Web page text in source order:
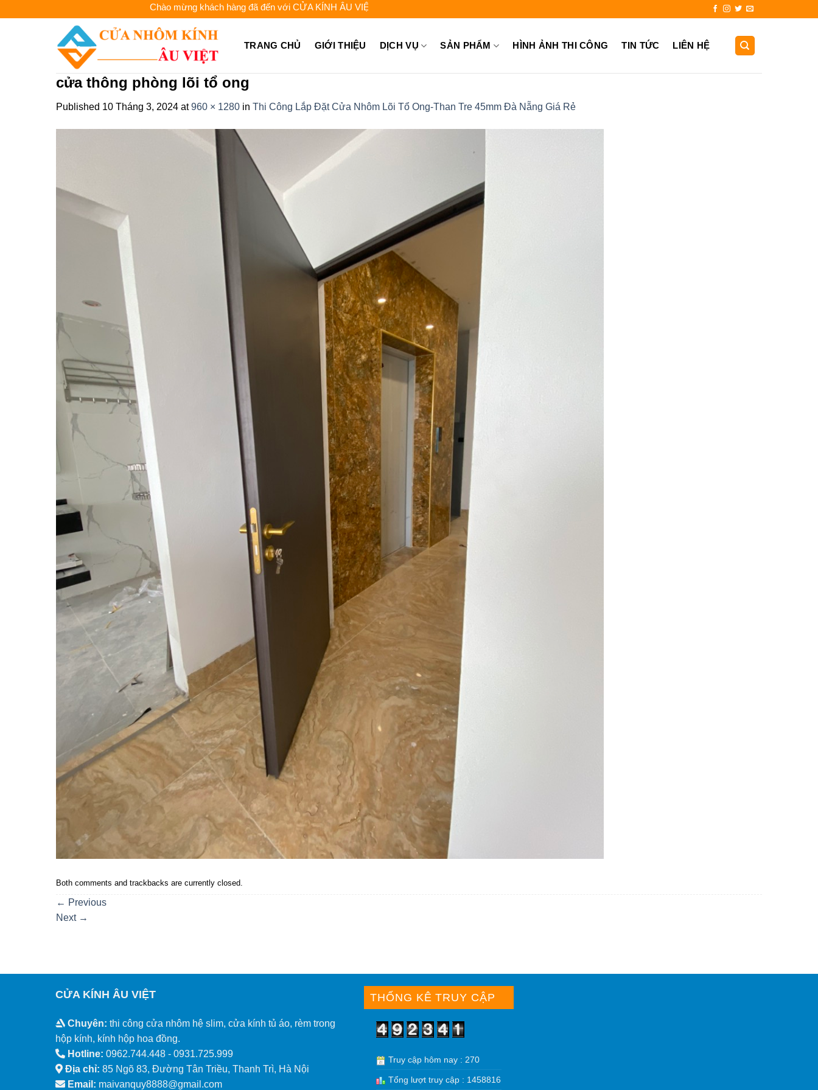
Chào mừng khách hàng đã đến với CỬA KÍNH ÂU VIỆT - Liên hệ để được tư vấn: 0962.744.448 - 0931.725.999
TRANG CHỦ GIỚI THIỆU DỊCH VỤ SẢN PHẨM HÌNH ẢNH THI CÔNG TIN TỨC LIÊN HỆ
cửa thông phòng lõi tổ ong
Published 10 Tháng 3, 2024 at960 × 1280 in Thi Công Lắp Đặt Cửa Nhôm Lõi Tổ Ong-Than Tre 45mm Đà Nẵng Giá Rẻ
Both comments and trackbacks are currently closed.
← Previous
Next →
CỬA KÍNH ÂU VIỆT
Chuyên: thi công cửa nhôm hệ slim, cửa kính tủ áo, rèm trong
hộp kính, kính hộp hoa đồng.
Hotline: 0962.744.448 - 0931.725.999
Địa chỉ: 85 Ngõ 83, Đường Tân Triều, Thanh Trì, Hà Nội
Email: maivanquy8888@gmail.com
THỐNG KÊ TRUY CẬP
Truy cập hôm nay : 270
Tổng lượt truy cập : 1458816